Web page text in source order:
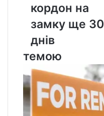
на
замку
ще
днів
кордон на
замку ще 30
днів
темою